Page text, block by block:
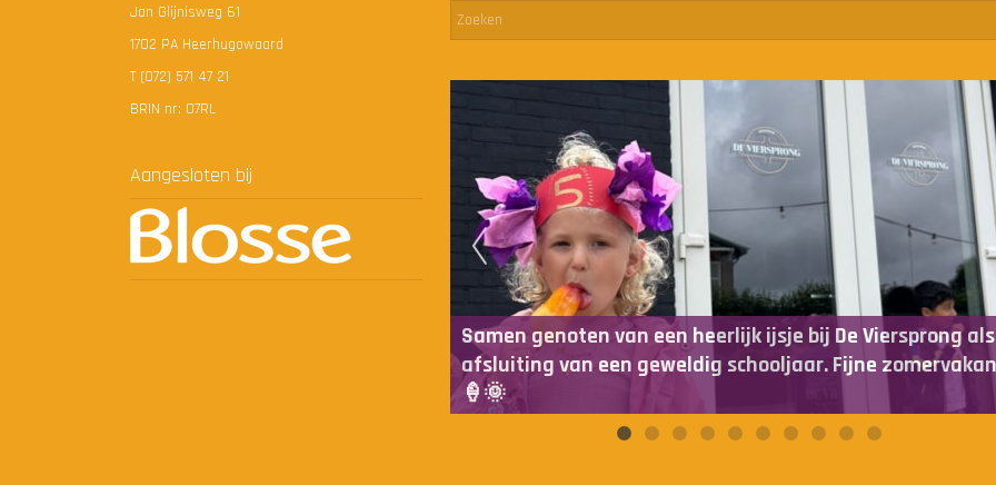
Jan Glijnisweg 61
1702 PA Heerhugowaard
T (072) 571 47 21
BRIN nr: 07RL
Aangesloten bij
Samen genoten van een heerlijk ijsje bij De Viersprong als
afsluiting van een geweldig schooljaar. Fijne
🍦🌞